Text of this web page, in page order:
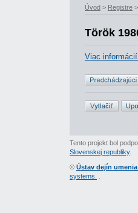
Úvod > Registre >
Török
Viac
Tento projekt bol
Slovenskej republiky.
© Ústav dejín umenia
systems.